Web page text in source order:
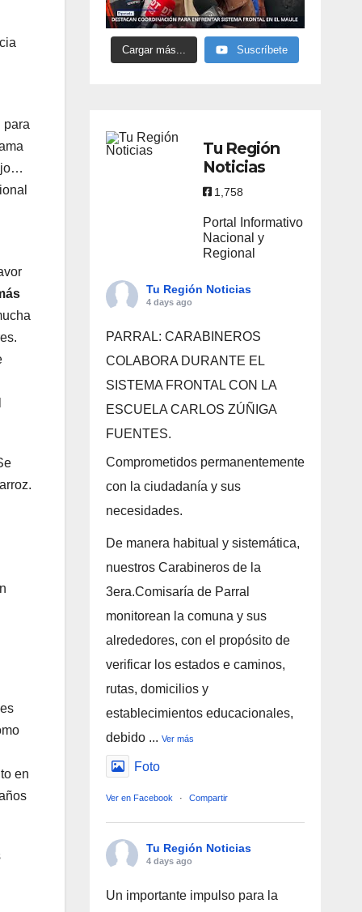
para
en
Cargar más... Suscríbete
Tu Región
Noticias
1,758
Portal Informativo
Nacional y
Regional
Tu Región Noticias
4 days ago
PARRAL: CARABINEROS
COLABORA DURANTE EL
SISTEMA FRONTAL CON LA
ESCUELA CARLOS ZÚÑIGA
FUENTES.
Comprometidos permanentemente
con la ciudadanía y sus
necesidades.
De manera habitual y sistemática,
nuestros Carabineros de la
3era.Comisaría de Parral
monitorean la comuna y sus
alrededores, con el propósito de
verificar los estados e caminos,
rutas, domicilios y
establecimientos educacionales,
debido ... Ver más
Foto
Ver en Facebook · Compartir
Tu Región Noticias
4 days ago
Un importante impulso para la